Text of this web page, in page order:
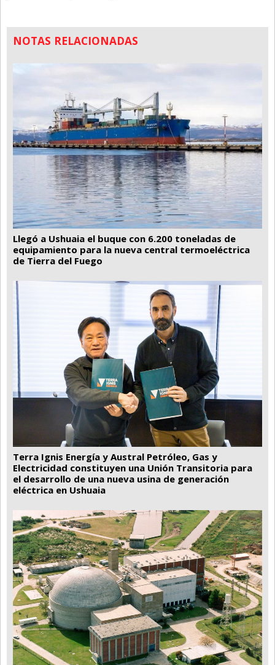
NOTAS RELACIONADAS
Llegó a Ushuaia el buque con 6.200 toneladas de
equipamiento para la nueva central termoeléctrica
de Tierra del Fuego
Terra Ignis Energía y Austral Petróleo, Gas y
Electricidad constituyen una Unión Transitoria para
el desarrollo de una nueva usina de generación
eléctrica en Ushuaia